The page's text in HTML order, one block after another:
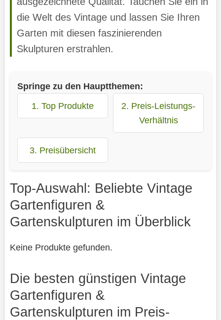
die Welt des Vintage und lassen Sie Ihren
Garten mit diesen faszinierenden
Skulpturen erstrahlen.
Springe zu den Hauptthemen:
1. Top Produkte
2. Preis-Leistungs-
Verhältnis
3. Preisübersicht
Top-Auswahl: Beliebte Vintage
Gartenfiguren &
Gartenskulpturen im Überblick
Keine Produkte gefunden.
Die besten günstigen Vintage
Gartenfiguren &
Gartenskulpturen im Preis-